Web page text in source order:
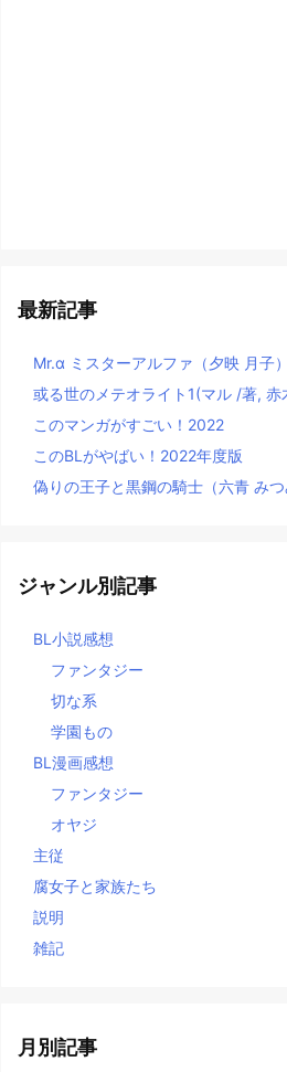
最新記事
Mr.α ミスターアルファ（夕映 月子）
或る世のメテオライト1(マル /著,
このマンガがすごい！2022
このBLがやばい！2022年度版
偽りの王子と黒鋼の騎士（六青 みつ
ジャンル別記事
BL小説感想
ファンタジー
切な系
学園もの
BL漫画感想
ファンタジー
オヤジ
主従
腐女子と家族たち
説明
雑記
月別記事